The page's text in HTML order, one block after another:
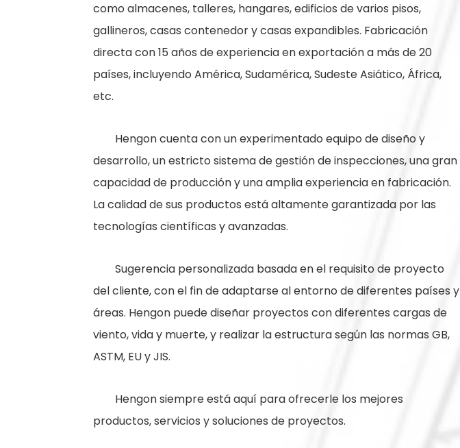
como almacenes, talleres, hangares, edificios de varios pisos,
gallineros, casas contenedor y casas expandibles. Fabricación
directa con 15 años de experiencia en exportación a más de 20
países, incluyendo América, Sudamérica, Sudeste Asiático, África,
etc.
Hengon cuenta con un experimentado equipo de diseño y
desarrollo, un estricto sistema de gestión de inspecciones, una gran
capacidad de producción y una amplia experiencia en fabricación.
La calidad de sus productos está altamente garantizada por las
tecnologías científicas y avanzadas.
Sugerencia personalizada basada en el requisito de proyecto
del cliente, con el fin de adaptarse al entorno de diferentes países y
áreas. Hengon puede diseñar proyectos con diferentes cargas de
viento, vida y muerte, y realizar la estructura según las normas GB,
ASTM, EU y JIS.
Hengon siempre está aquí para ofrecerle los mejores
productos, servicios y soluciones de proyectos.